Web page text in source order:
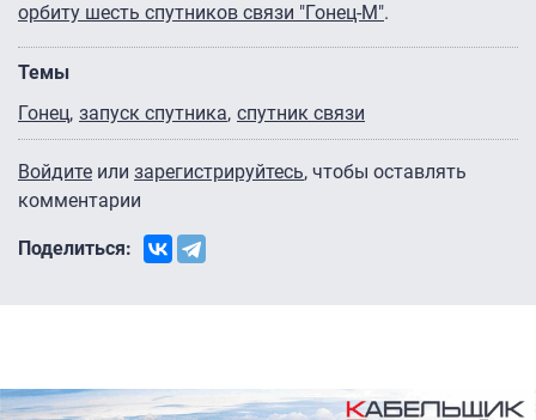
орбиту шесть спутников связи "Гонец-М".
Темы
Гонец запуск спутника спутник связи
Войдите или зарегистрируйтесь, чтобы оставлять
комментарии
Поделиться: